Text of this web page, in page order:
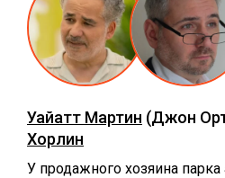
Уайатт Мартин (Джон
Хорлин
У продажного хозяина парка